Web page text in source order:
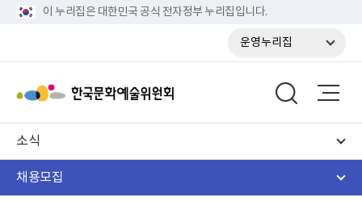
이 누리집은 대한민국 공식 전자정부 누리집입니다.
운영누리집
소식
채용모집